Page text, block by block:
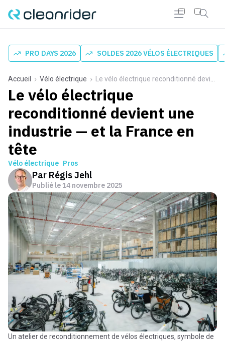
PRO DAYS 2026 SOLDES 2026 VÉLOS ÉLECTRIQUES
Accueil Vélo électrique Le vélo électrique reconditionné devient une industrie — et la France en tête
Le vélo électrique
reconditionné devient une
industrie — et la France en
tête
Vélo électrique Pros
Par Régis Jehl
Publié le14 novembre 2025
Un atelier de reconditionnement de vélos électriques, symbole de